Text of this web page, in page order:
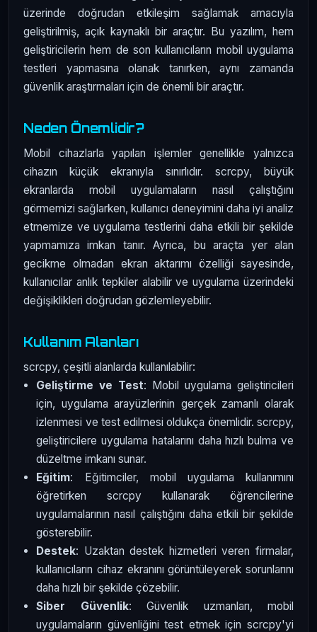
üzerinde doğrudan etkileşim sağlamak amacıyla
geliştirilmiş, açık kaynaklı bir araçtır. Bu yazılım, hem
geliştiricilerin hem de son kullanıcıların mobil uygulama
testleri yapmasına olanak tanırken, aynı zamanda
güvenlik araştırmaları için de önemli bir araçtır.
Neden Önemlidir?
Mobil cihazlarla yapılan işlemler genellikle yalnızca
cihazın küçük ekranıyla sınırlıdır. scrcpy, büyük
ekranlarda mobil uygulamaların nasıl çalıştığını
görmemizi sağlarken, kullanıcı deneyimini daha iyi analiz
etmemize ve uygulama testlerini daha etkili bir şekilde
yapmamıza imkan tanır. Ayrıca, bu araçta yer alan
gecikme olmadan ekran aktarımı özelliği sayesinde,
kullanıcılar anlık tepkiler alabilir ve uygulama üzerindeki
değişiklikleri doğrudan gözlemleyebilir.
Kullanım Alanları
scrcpy, çeşitli alanlarda kullanılabilir:
Geliştirme ve Test: Mobil uygulama geliştiricileri
için, uygulama arayüzlerinin gerçek zamanlı olarak
izlenmesi ve test edilmesi oldukça önemlidir. scrcpy,
geliştiricilere uygulama hatalarını daha hızlı bulma ve
düzeltme imkanı sunar.
Eğitim: Eğitimciler, mobil uygulama kullanımını
öğretirken scrcpy kullanarak öğrencilerine
uygulamalarının nasıl çalıştığını daha etkili bir şekilde
gösterebilir.
Destek: Uzaktan destek hizmetleri veren firmalar,
kullanıcıların cihaz ekranını görüntüleyerek sorunlarını
daha hızlı bir şekilde çözebilir.
Siber Güvenlik: Güvenlik uzmanları, mobil
uygulamaların güvenliğini test etmek için scrcpy'yi